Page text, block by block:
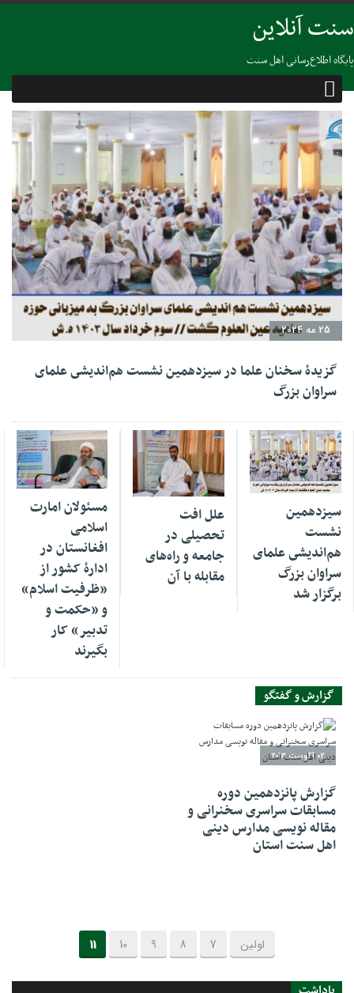
سنت آنلاین
پایگاه اطلاع‌رسانی اهل سنت
25 مه 2024
گزیدهٔ سخنان علما در سیزدهمين نشست هم‌انديشى علماى
سراوان بزرگ
23 مه 2024
سیزدهمین
نشست
هم‌انديشى علمای
سراوان بزرگ
برگزار شد
21 ژوئن 2022
علل افت
‌تحصیلی در
جامعه و راه‌های
مقابله با آن
16 ژوئن 2022
مسئولان امارت
اسلامی
افغانستان در
ادارۀ کشور از
«ظرفیت اسلام»
و «حکمت و
تدبیر» کار
بگیرند
گزارش و گفتگو
02 آگوست 2013
گزارش پانزدهمین دوره
مسابقات سراسری سخنرانی و
مقاله نویسی مدارس دینی
اهل سنت استان
اولین 7
8
9
10
11